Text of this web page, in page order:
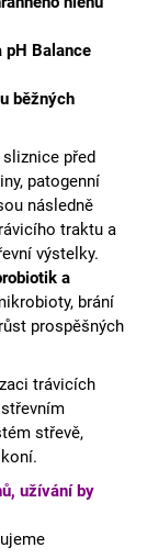
Balance
běžných
před
patogenní
následně
traktu a
výstelky.
a
brání
prospěšných
trávicích
střevě,
užívání by